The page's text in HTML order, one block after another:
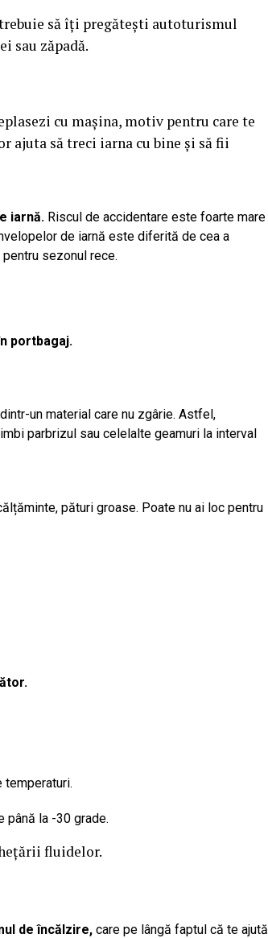
să îți pregătești autoturismul
sau zăpadă.
cu mașina, motiv pentru care te
ajuta să treci iarna cu bine și să fii
iarnă. Riscul de accidentare este foarte mare
de iarnă este diferită de cea a
sezonul rece.
portbagaj.
un material care nu zgârie. Astfel,
parbrizul sau celelalte geamuri la interval
pături groase. Poate nu ai loc pentru
temperaturi.
până la -30 grade.
fluidelor.
de încălzire, care pe lângă faptul că te ajută